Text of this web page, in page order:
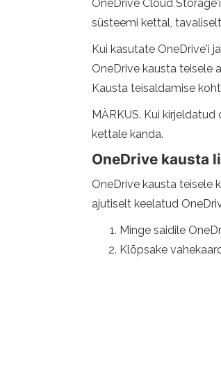
OneDrive Cloud
süsteemi kettal,
Kui kasutate OneDrive'i
OneDrive kausta teisele
Kausta teisaldamise
MÄRKUS. Kui
kettale kanda.
OneDrive kausta
OneDrive kausta teisele
ajutiselt keelatud
Minge saidile
Klõpsake